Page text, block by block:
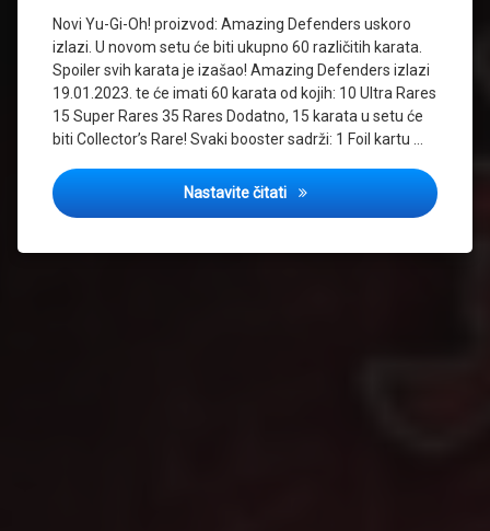
Novi Yu-Gi-Oh! proizvod: Amazing Defenders uskoro
izlazi. U novom setu će biti ukupno 60 različitih karata.
Spoiler svih karata je izašao! Amazing Defenders izlazi
19.01.2023. te će imati 60 karata od kojih: 10 Ultra Rares
15 Super Rares 35 Rares Dodatno, 15 karata u setu će
biti Collector’s Rare! Svaki booster sadrži: 1 Foil kartu …
Nastavite čitati Novi Yu-Gi-Oh! proizvod: